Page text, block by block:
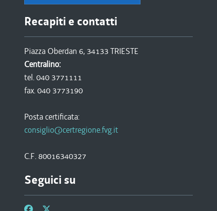
Recapiti e contatti
Piazza Oberdan 6, 34133 TRIESTE
Centralino:
tel. 040 3771111
fax. 040 3773190
Posta certificata:
consiglio@certregione.fvg.it
C.F. 80016340327
Seguici su